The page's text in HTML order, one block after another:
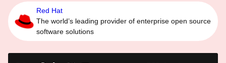
Red Hat
The world’s leading provider of enterprise open source
software solutions